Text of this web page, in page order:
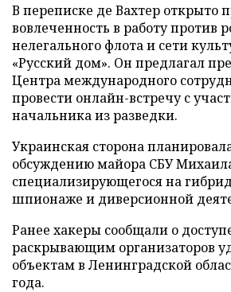
В переписке де Вахтер открыто
вовлеченность в работу против
нелегального флота и сети
«Русский дом». Он предлагал
Центра международного
провести онлайн-встречу с
начальника из разведки.
Украинская сторона
обсуждению майора СБУ
специализирующегося на
шпионаже и диверсионной
Ранее хакеры сообщали о
раскрывающим организаторов
объектам в Ленинградской
года.